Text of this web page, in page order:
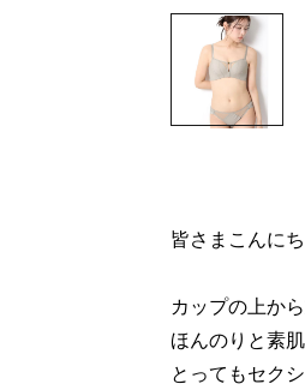
皆さまこんにち
カップの上か
ほんのりと素
とってもセク